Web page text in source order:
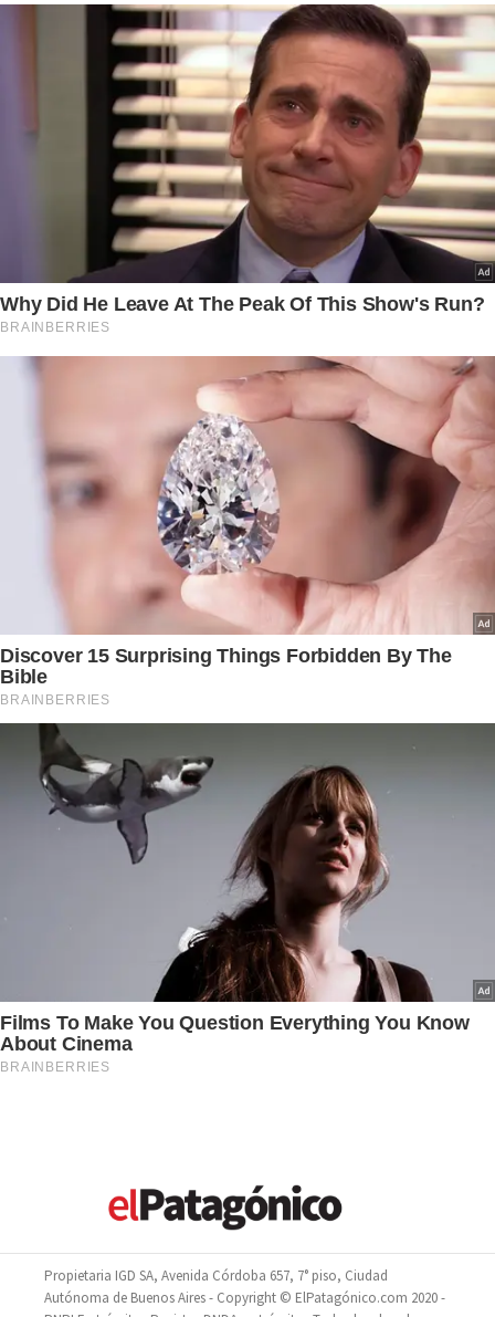
Propietaria IGD SA, Avenida Córdoba 657, 7° piso, Ciudad
Autónoma de Buenos Aires - Copyright © ElPatagónico.com 2020 -